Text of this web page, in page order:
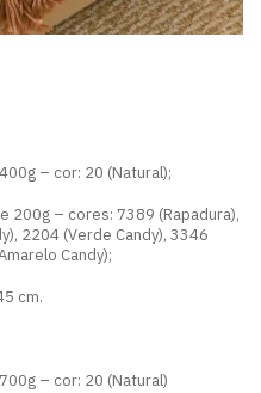
– cor: 20 (Natural);
200g – cores: 7389 (Rapadura),
2204 (Verde Candy), 3346
Candy);
cm.
– cor: 20 (Natural)